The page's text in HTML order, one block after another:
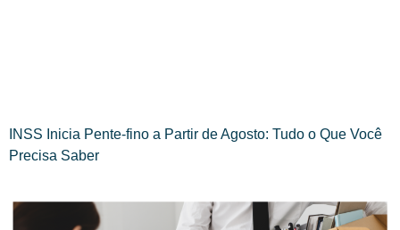
INSS Inicia Pente-fino a Partir de Agosto: Tudo o Que Você
Precisa Saber